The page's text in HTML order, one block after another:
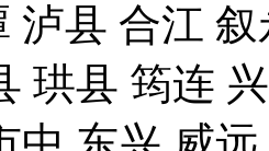
泸县 合江
珙县 筠连